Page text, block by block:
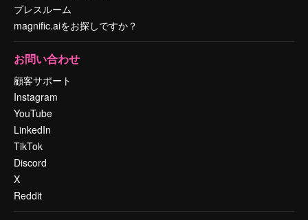
プレスルーム
magnific.aiをお探しですか？
お問い合わせ
顧客サポート
Instagram
YouTube
LinkedIn
TikTok
Discord
X
Reddit